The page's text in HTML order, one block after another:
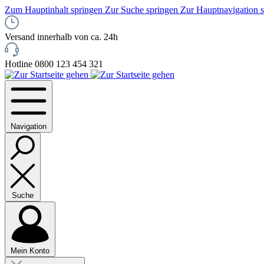
Zum Hauptinhalt springen Zur Suche springen Zur Hauptnavigation
Versand innerhalb von ca. 24h
Hotline 0800 123 454 321
Navigation
Suche
Mein Konto